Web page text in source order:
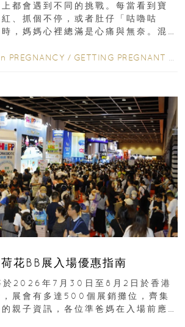
都會遇到不同的挑戰。每當看到寶
、抓個不停，或者肚仔「咕嚕咕
，媽媽心裡總滿是心痛與無奈。混
PREGNANCY / GETTING PREGNANT
花BB展入場優惠指南
於2026年7月30日至8月2日於香港
展會有多達500個展銷攤位，齊集
親子資訊，各位準爸媽在入場前應